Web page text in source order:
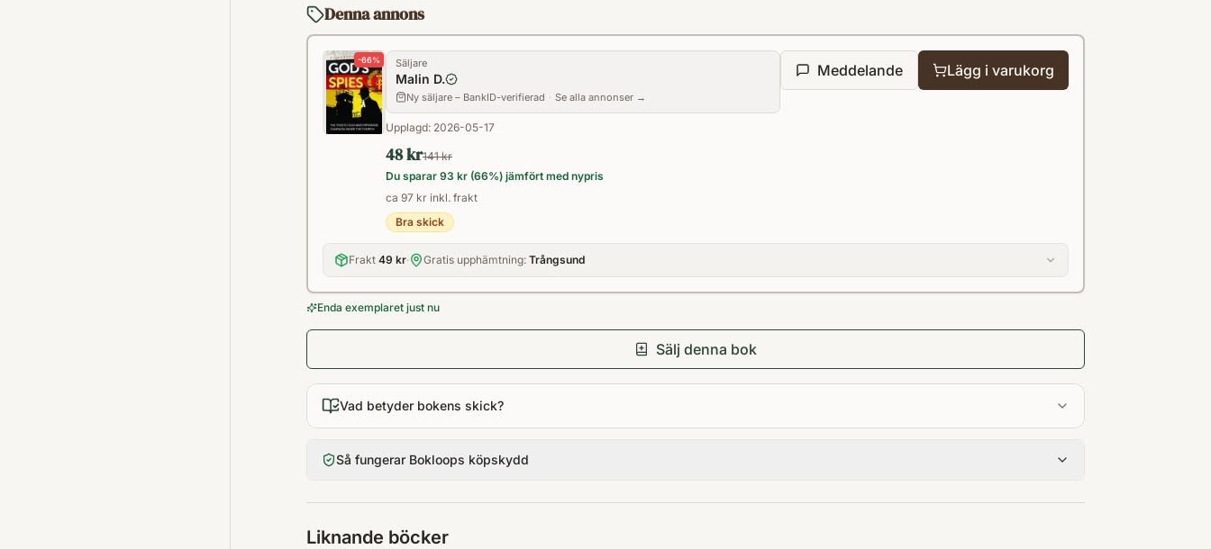
Denna annons
-66% Säljare
Malin D.
Ny säljare – BankID-verifierad · Se alla annonser →
Upplagd: 2026-05-17
48 kr141 kr
Du sparar 93 kr (66%) jämfört med nypris
ca 97 kr inkl. frakt
Bra skick
Meddelande Lägg i varukorg
Frakt 49 kr· Gratis upphämtning: Trångsund
Enda exemplaret just nu
Sälj denna bok
Vad betyder bokens skick?
Så fungerar Bokloops köpskydd
Liknande böcker